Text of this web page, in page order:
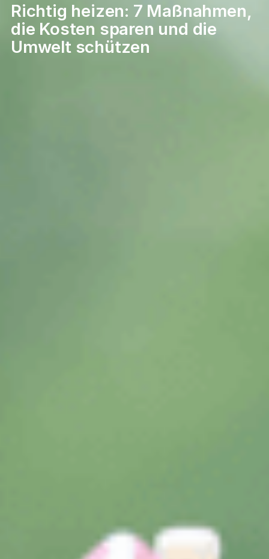
Richtig heizen: 7 Maßnahmen,
die Kosten sparen und die
Umwelt schützen